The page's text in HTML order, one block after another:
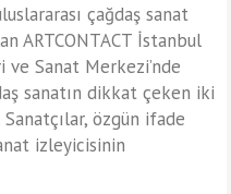
çağdaş sanat
ARTCONTACT İstanbul
Sanat Merkezi’nde
sanatın dikkat çeken iki
özgün ifade
izleyicisinin